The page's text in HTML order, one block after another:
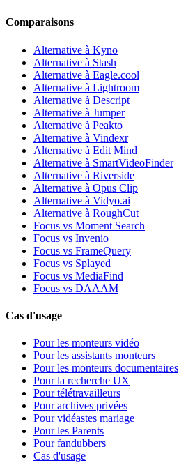
Comparaisons
Alternative à Kyno
Alternative à Stash
Alternative à Eagle.cool
Alternative à Lightroom
Alternative à Descript
Alternative à Jumper
Alternative à Peakto
Alternative à Vindexr
Alternative à Edit Mind
Alternative à SmartVideoFinder
Alternative à Riverside
Alternative à Opus Clip
Alternative à Vidyo.ai
Alternative à RoughCut
Focus vs Moment Search
Focus vs Invenio
Focus vs FrameQuery
Focus vs Splayed
Focus vs MediaFind
Focus vs DAAAM
Cas d'usage
Pour les monteurs vidéo
Pour les assistants monteurs
Pour les monteurs documentaires
Pour la recherche UX
Pour télétravailleurs
Pour archives privées
Pour vidéastes mariage
Pour les Parents
Pour fandubbers
Cas d'usage